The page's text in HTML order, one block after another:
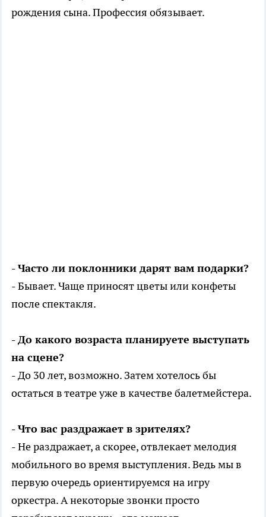
рождения сына. Профессия обязывает.
- Часто ли поклонники дарят вам подарки?
- Бывает. Чаще приносят цветы или конфеты
после спектакля.
- До какого возраста планируете выступать
на сцене?
- До 30 лет, возможно. Затем хотелось бы
остаться в театре уже в качестве балетмейстера.
- Что вас раздражает в зрителях?
- Не раздражает, а скорее, отвлекает мелодия
мобильного во время выступления. Ведь мы в
первую очередь ориентируемся на игру
оркестра. А некоторые звонки просто